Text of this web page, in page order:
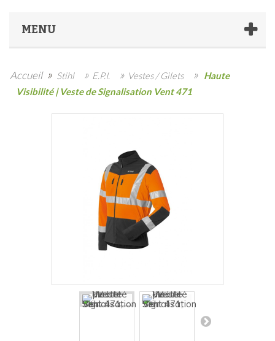
MENU
Accueil » Stihl » E.P.I. » Vestes / Gilets » Haute
Visibilité | Veste de Signalisation Vent 471